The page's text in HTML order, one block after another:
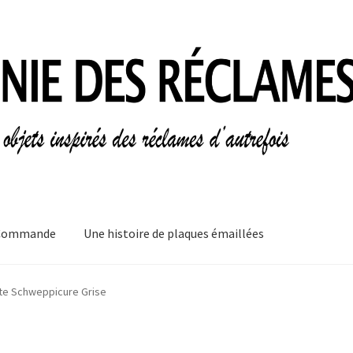
Une histoire de plaques émaillées
Informations légales
Schweppicure Grise